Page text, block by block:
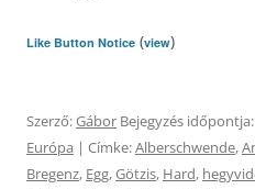
Like Button Notice (view)
Szerző:Gábor Bejegyzés időpontja:
Európa | Címke:Alberschwende,
Bregenz, Egg,Götzis, Hard,